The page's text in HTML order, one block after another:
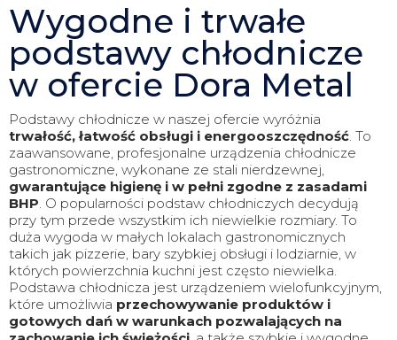
Wygodne i trwałe
podstawy chłodnicze
w ofercie Dora Metal
Podstawy chłodnicze w naszej ofercie wyróżnia
trwałość, łatwość obsługi i energooszczędność. To
zaawansowane, profesjonalne urządzenia chłodnicze
gastronomiczne, wykonane ze stali nierdzewnej,
gwarantujące higienę i w pełni zgodne z zasadami
BHP. O popularności podstaw chłodniczych decydują
przy tym przede wszystkim ich niewielkie rozmiary. To
duża wygoda w małych lokalach gastronomicznych
takich jak pizzerie, bary szybkiej obsługi i lodziarnie, w
których powierzchnia kuchni jest często niewielka.
Podstawa chłodnicza jest urządzeniem wielofunkcyjnym,
które umożliwia przechowywanie produktów i
gotowych dań w warunkach pozwalających na